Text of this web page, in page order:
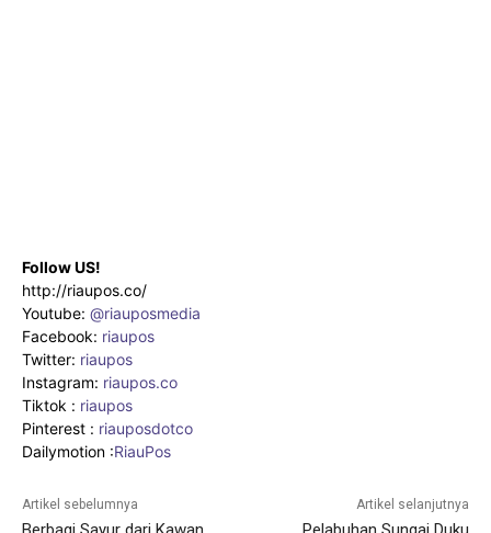
Follow US!
http://riaupos.co/
Youtube: @riauposmedia
Facebook: riaupos
Twitter: riaupos
Instagram: riaupos.co
Tiktok : riaupos
Pinterest : riauposdotco
Dailymotion :RiauPos
Artikel sebelumnya Artikel selanjutnya